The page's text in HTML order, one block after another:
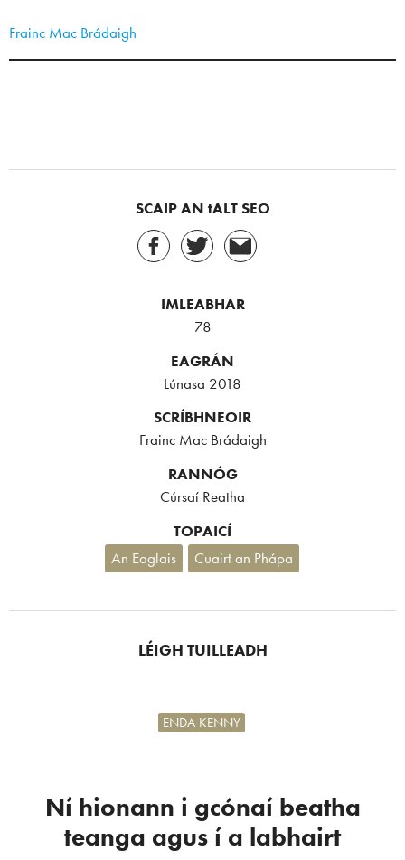
Frainc Mac Brádaigh
SCAIP AN tALT SEO
IMLEABHAR
78
EAGRÁN
Lúnasa 2018
SCRÍBHNEOIR
Frainc Mac Brádaigh
RANNÓG
Cúrsaí Reatha
TOPAICÍ
An Eaglais
Cuairt an Phápa
LÉIGH TUILLEADH
Ní hionann i gcónaí beatha
teanga agus í a labhairt
ENDA KENNY